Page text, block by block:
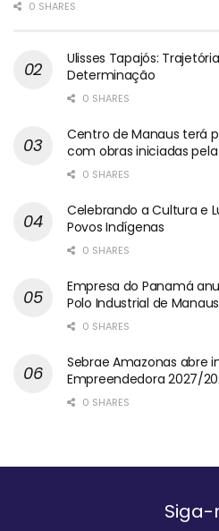
0 SHARES
Ulisses Tapajós:
Determinação
0 SHARES
Centro de Manaus terá
com obras iniciadas
0 SHARES
Celebrando a Cultura e
Povos Indígenas
0 SHARES
Empresa do Panamá
Polo Industrial de Manaus
0 SHARES
Sebrae Amazonas abre
Empreendedora 2027/
0 SHARES
Siga-